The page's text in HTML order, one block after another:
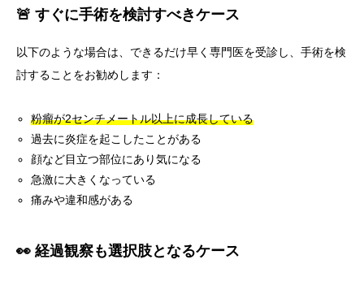
🚨 すぐに手術を検討すべきケース
以下のような場合は、できるだけ早く専門医を受診し、手術を検
討することをお勧めします：
粉瘤が2センチメートル以上に成長している
過去に炎症を起こしたことがある
顔など目立つ部位にあり気になる
急激に大きくなっている
痛みや違和感がある
👀 経過観察も選択肢となるケース